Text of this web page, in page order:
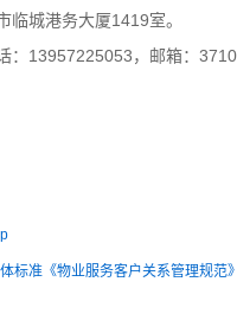
城港务大厦1419室。
13957225053，邮箱：
标准《物业服务客户关系管理规范